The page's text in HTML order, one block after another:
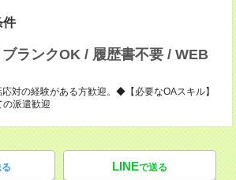
件
ランクOK / 履歴書不要 / WEB
対の経験がある方歓迎。◆【必要なOAスキル】
派遣歓迎
LINEで送る